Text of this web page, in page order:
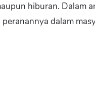
hiburan. Dalam
dalam